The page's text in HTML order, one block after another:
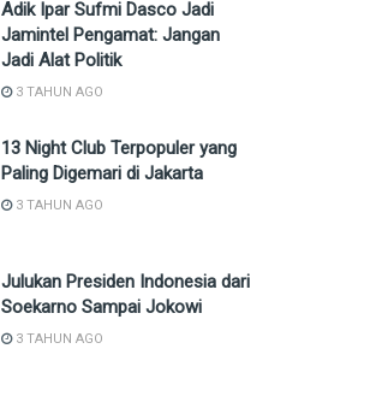
Adik Ipar Sufmi Dasco Jadi
Jamintel Pengamat: Jangan
Jadi Alat Politik
3 TAHUN AGO
13 Night Club Terpopuler yang
Paling Digemari di Jakarta
3 TAHUN AGO
Julukan Presiden Indonesia dari
Soekarno Sampai Jokowi
3 TAHUN AGO